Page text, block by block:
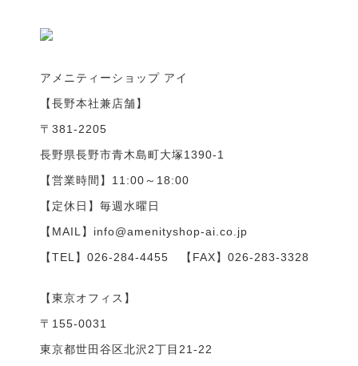
アメニティーショップ アイ
【長野本社兼店舗】
〒381-2205
長野県長野市青木島町大塚1390-1
【営業時間】11:00～18:00
【定休日】毎週水曜日
【MAIL】info@amenityshop-ai.co.jp
【TEL】 026-284-4455 【FAX】026-283-3328
【東京オフィス】
〒155-0031
東京都世田谷区北沢2丁目21-22